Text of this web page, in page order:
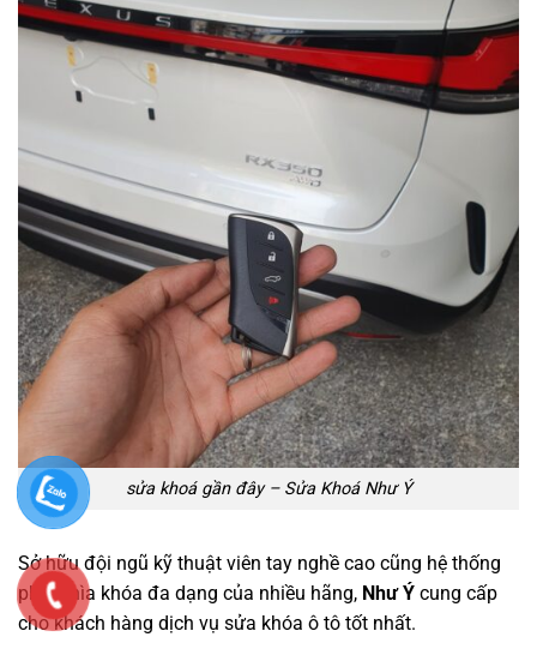
sửa khoá gần đây – Sửa Khoá Như Ý
Sở hữu đội ngũ kỹ thuật viên tay nghề cao cũng hệ thống
phôi chìa khóa đa dạng của nhiều hãng, Như Ý cung cấp
cho khách hàng dịch vụ sửa khóa ô tô tốt nhất.